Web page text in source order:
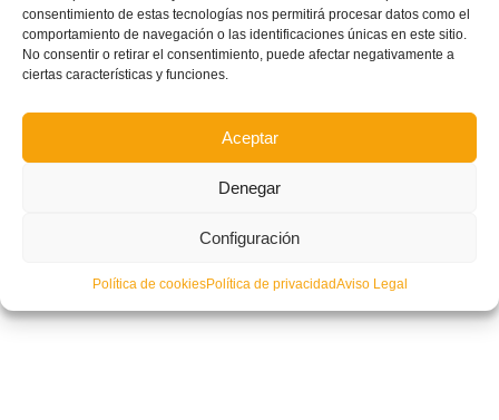
consentimiento de estas tecnologías nos permitirá procesar datos como el
comportamiento de navegación o las identificaciones únicas en este sitio.
No consentir o retirar el consentimiento, puede afectar negativamente a
ciertas características y funciones.
Aceptar
Denegar
Configuración
Política de cookiesPolítica de privacidadAviso Legal